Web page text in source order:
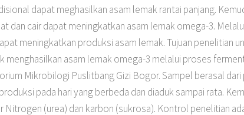
dapat meghasilkan asam lemak rantai panjang.
cair dapat meningkatkan asam lemak omega-3.
meningkatkan produksi asam lemak. Tujuan penelitian
menghasilkan asam lemak omega-3 melalui proses
Mikrobilogi Puslitbang Gizi Bogor. Sampel berasal
pada hari yang berbeda dan diaduk sampai rata.
Nitrogen (urea) dan karbon (sukrosa). Kontrol penelitian